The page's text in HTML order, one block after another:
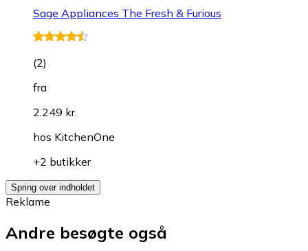
Sage Appliances The Fresh & Furious
(2)
fra
2.249 kr.
hos KitchenOne
+2 butikker
Spring over indholdet
Reklame
Andre besøgte også